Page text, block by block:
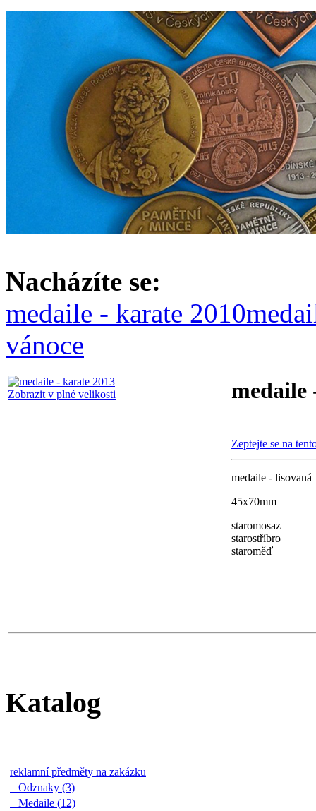
Nacházíte se:
medaile - karate 2010
vánoce
Zobrazit v plné velikosti medaile
Zeptejte se na
medaile - lisovaná
45x70mm
staromosaz
starostříbro
staroměď
Katalog
reklamní předměty na zakázku
Odznaky (3)
Medaile (12)